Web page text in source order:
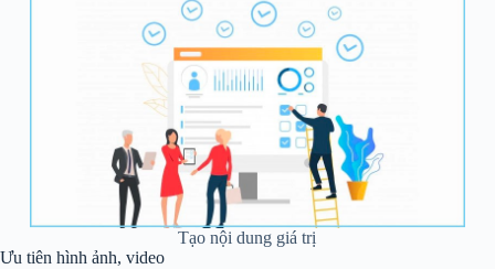
Tạo nội dung giá trị
Ưu tiên hình ảnh, video